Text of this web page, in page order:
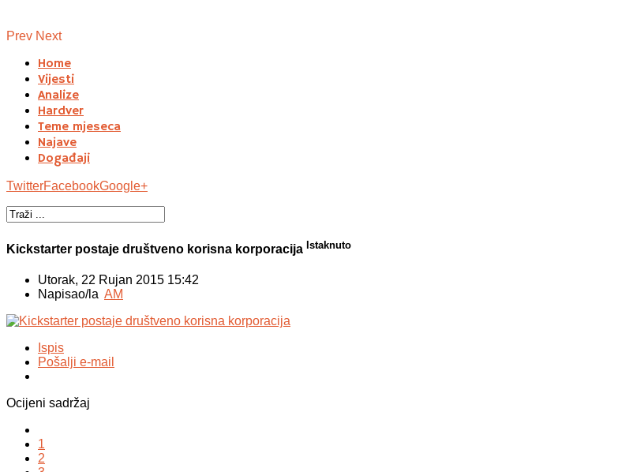
Prev Next
Home
Vijesti
Analize
Hardver
Teme mjeseca
Najave
Događaji
TwitterFacebookGoogle+
Kickstarter postaje društveno korisna korporacija Istaknuto
Utorak, 22 Rujan 2015 15:42
Napisao/la AM
Ispis
Pošalji e-mail
Ocijeni sadržaj
1
2